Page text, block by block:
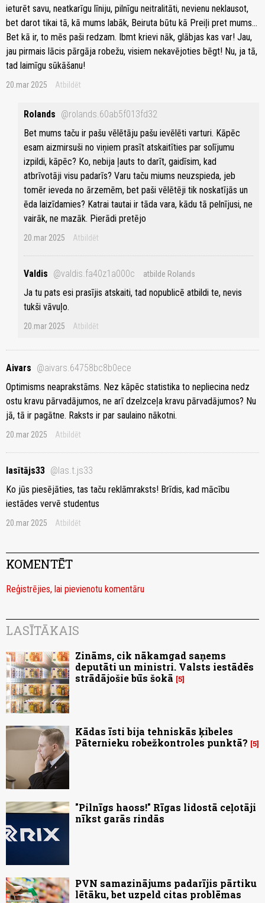
ieturēt savu, neatkarīgu līniju, pilnīgu neitralitāti, nevienu neklausot,
bet darot tikai tā, kā mums labāk, Beiruta būtu kā Preiļi pret mums...
Bet kā ir, to mēs paši redzam. Ibmt krievi nāk, glābjas kas var! Jau,
jau pirmais lācis pārgāja robežu, visiem nekavējoties bēgt! Nu, ja tā,
tad laimīgu sūkāšanu!
20.mar 2025 Atbildēt
Rolands @rolands.60ab5f013fd32
Bet mums taču ir pašu vēlētāju pašu ievēlēti varturi. Kāpēc
esam aizmirsuši no viņiem prasīt atskaitīties par solījumu
izpildi, kāpēc? Ko, nebija ļauts to darīt, gaidīsim, kad
atbrīvotāji visu padarīs? Varu taču miums neuzspieda, jeb
tomēr ieveda no ārzemēm, bet paši vēlētēji tik noskatījās un
ēda laizīdamies? Katrai tautai ir tāda vara, kādu tā pelnījusi, ne
vairāk, ne mazāk. Pierādi pretējo
20.mar 2025 Atbildēt
Valdis @valdis.fa40z1a000c atbilde Rolands
Ja tu pats esi prasījis atskaiti, tad nopublicē atbildi te, nevis
tukši vāvuļo.
20.mar 2025 Atbildēt
Aivars @aivars.64758bc8b0ece
Optimisms neaprakstāms. Nez kāpēc statistika to nepliecina nedz
ostu kravu pārvadājumos, ne arī dzelzceļa kravu pārvadājumos? Nu
jā, tā ir pagātne. Raksts ir par saulaino nākotni.
20.mar 2025 Atbildēt
lasītājs33 @las.t.js33
Ko jūs piesējāties, tas taču reklāmraksts! Brīdis, kad mācību
iestādes vervē studentus
20.mar 2025 Atbildēt
KOMENTĒT
Reģistrējies, lai pievienotu komentāru
LASĪTĀKAIS
Zināms, cik nākamgad saņems
deputāti un ministri. Valsts iestādēs
strādājošie būs šokā 5
Kādas īsti bija tehniskās ķibeles
Pāternieku robežkontroles punktā? 5
"Pilnīgs haoss!" Rīgas lidostā ceļotāji
nīkst garās rindās
PVN samazinājums padarījis pārtiku
lētāku, bet uzpeld citas problēmas